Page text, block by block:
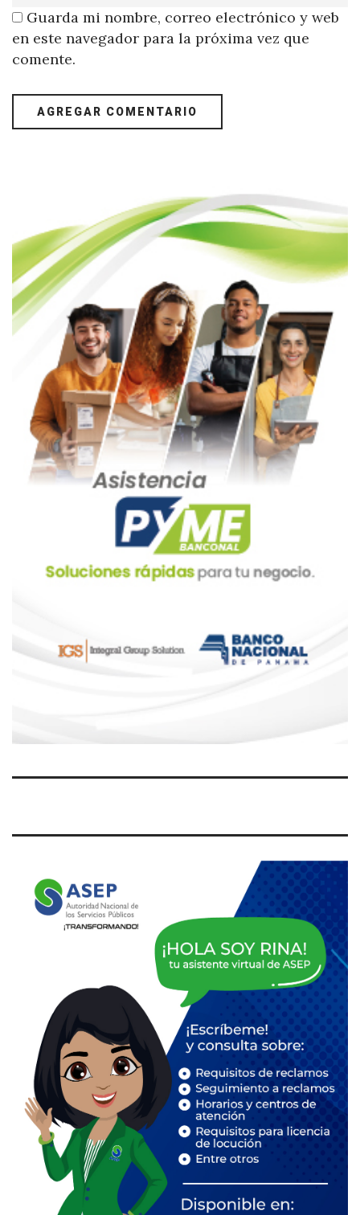
Guarda mi nombre, correo electrónico y web
en este navegador para la próxima vez que
comente.